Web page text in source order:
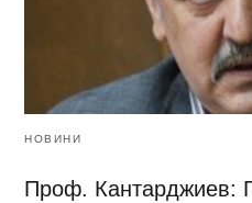
НОВИНИ
Проф. Кантарджиев: